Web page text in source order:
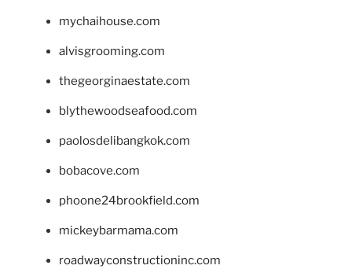
mychaihouse.com
alvisgrooming.com
thegeorginaestate.com
blythewoodseafood.com
paolosdelibangkok.com
bobacove.com
phoone24brookfield.com
mickeybarmama.com
roadwayconstructioninc.com